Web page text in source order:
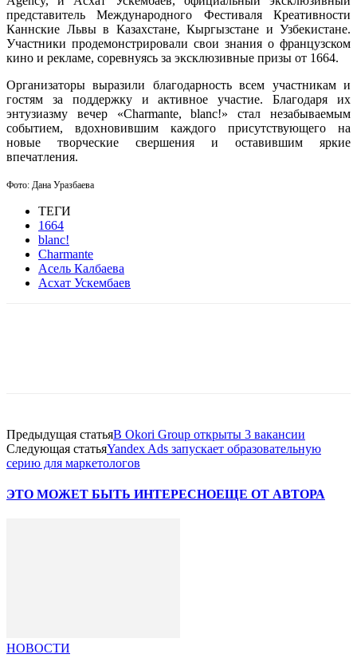
представитель Международного Фестиваля Креативности
Каннские Львы в Казахстане, Кыргызстане и Узбекистане.
Участники продемонстрировали свои знания о французском
кино и рекламе, соревнуясь за эксклюзивные призы от 1664.
Организаторы выразили благодарность всем участникам и
гостям за поддержку и активное участие. Благодаря их
энтузиазму вечер «Charmante, blanc!» стал незабываемым
событием, вдохновившим каждого присутствующего на
новые творческие свершения и оставившим яркие
впечатления.
Фото: Дана Уразбаева
ТЕГИ
1664
blanc!
Charmante
Асель Калбаева
Асхат Ускембаев
Предыдущая статьяВ Okori Group открыты 3 вакансии
Следующая статьяYandex Ads запускает образовательную
серию для маркетологов
ЭТО МОЖЕТ БЫТЬ ИНТЕРЕСНОЕЩЕ ОТ АВТОРА
НОВОСТИ